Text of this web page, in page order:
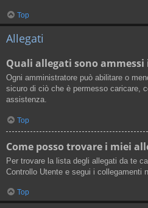
Top
Allegati
Quali allegati sono ammessi
Ogni amministratore può abilitare o
sicuro di ciò che è permesso caricare,
assistenza.
Top
Come posso trovare i miei
Per trovare la lista degli allegati da te
Controllo Utente e segui i collegamenti
Top